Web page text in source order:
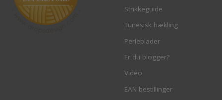
Strikkeguide
Tunesisk hækling
Perleplader
Er du blogger?
Video
EAN bestillinger